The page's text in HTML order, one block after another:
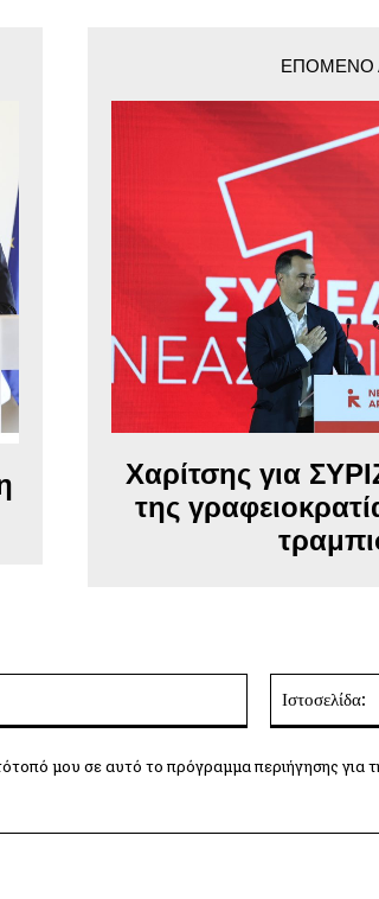
ΕΠΌΜΕΝΟ
Χαρίτσης για
της
μου σε αυτό το πρόγραμμα περιήγησης για